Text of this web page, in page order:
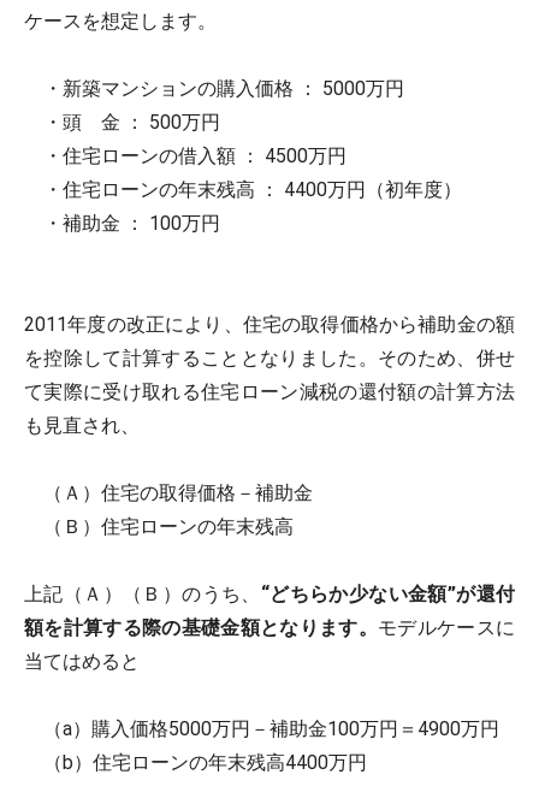
ケースを想定します。
・新築マンションの購入価格 ： 5000万円
・頭 金 ： 500万円
・住宅ローンの借入額 ： 4500万円
・住宅ローンの年末残高 ： 4400万円（初年度）
・補助金 ： 100万円
2011年度の改正により、住宅の取得価格から補助金の額
を控除して計算することとなりました。そのため、併せ
て実際に受け取れる住宅ローン減税の還付額の計算方法
も見直され、
（Ａ）住宅の取得価格－補助金
（Ｂ）住宅ローンの年末残高
上記（Ａ）（Ｂ）のうち、 “どちらか少ない金額”が還付
額を計算する際の基礎金額となります。 モデルケースに
当てはめると
（a）購入価格5000万円－補助金100万円＝4900万円
（b）住宅ローンの年末残高4400万円